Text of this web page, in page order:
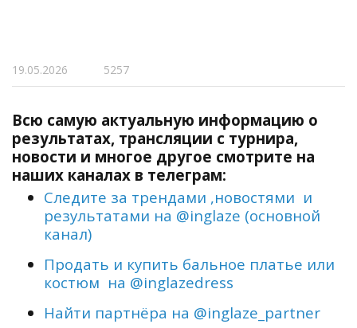
19.05.2026 5257
Всю самую актуальную информацию о
результатах, трансляции с турнира,
новости и многое другое смотрите на
наших каналах в телеграм:
Следите за трендами ,новостями и
результатами на @inglaze (основной
канал)
Продать и купить бальное платье или
костюм на @inglazedress
Найти партнёра на @inglaze_partner